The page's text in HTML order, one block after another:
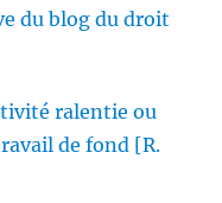
du blog du droit
ralentie ou
de fond [R.